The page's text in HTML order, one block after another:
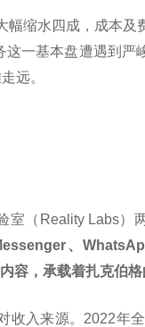
缩水四成，成本及
一基本盘遭遇到严
远。
室（Reality Labs）
、
容，承载着扎克伯格
收入来源。2022年